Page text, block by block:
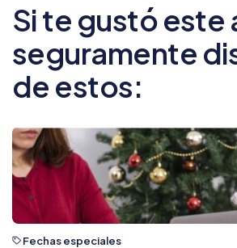
Si te gustó este
seguramente
de estos:
Fechas especiales